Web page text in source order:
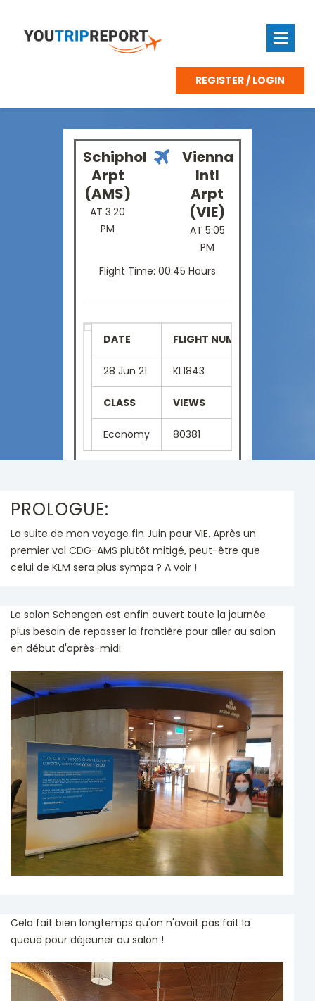
REGISTER / LOGIN
Schiphol
Arpt
(AMS)
AT 3:20
PM
Vienna
Intl
Arpt
(VIE)
AT 5:05
PM
Flight Time: 00:45 Hours
DATE FLIGHT NUMBER
28 Jun 21 KL1843
CLASS VIEWS
Economy 80381
PROLOGUE:
La suite de mon voyage fin Juin pour VIE. Après un
premier vol CDG-AMS plutôt mitigé, peut-être que
celui de KLM sera plus sympa ? A voir !
Le salon Schengen est enfin ouvert toute la journée
plus besoin de repasser la frontière pour aller au salon
en début d'après-midi.
Cela fait bien longtemps qu'on n'avait pas fait la
queue pour déjeuner au salon !